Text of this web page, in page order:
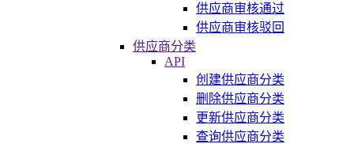
供应商审核通过
供应商审核驳回
供应商分类
API
创建供应商分类
删除供应商分类
更新供应商分类
查询供应商分类